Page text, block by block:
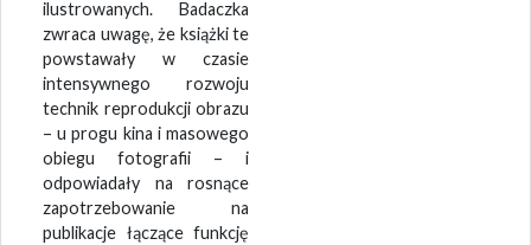
ilustrowanych. Badaczka
zwraca uwagę, że książki te
powstawały w czasie
intensywnego rozwoju
technik reprodukcji obrazu
– u progu kina i masowego
obiegu fotografii – i
odpowiadały na rosnące
zapotrzebowanie na
publikacje łączące funkcję